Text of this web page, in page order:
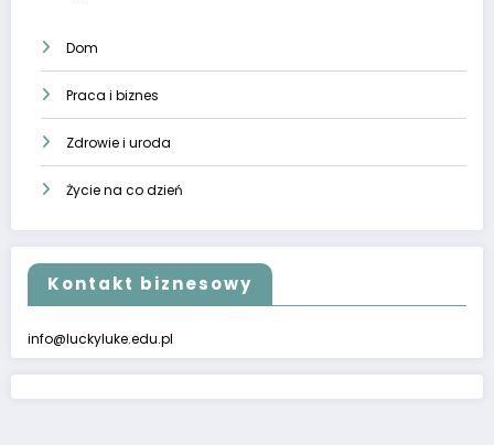
Dom
Praca i biznes
Zdrowie i uroda
Życie na co dzień
Kontakt biznesowy
info@luckyluke.edu.pl